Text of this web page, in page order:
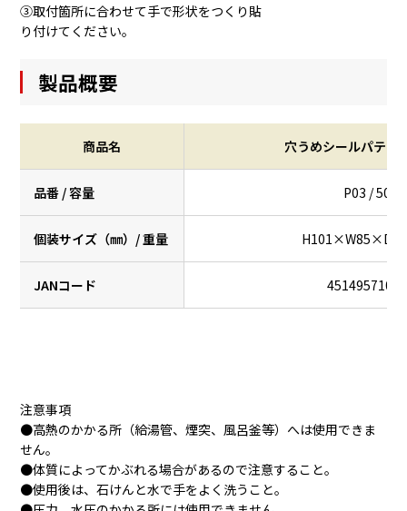
③取付箇所に合わせて手で形状をつくり貼
り付けてください。
製品概要
商品名 穴うめシールパテ ダ
品番 / 容量 P03 / 500g
個装サイズ（㎜）/ 重量
JANコード
注意事項
●高熱のかかる所（給湯管、煙突、風呂釜等）へは使用できま
せん。
●体質によってかぶれる場合があるので注意すること。
●使用後は、石けんと水で手をよく洗うこと。